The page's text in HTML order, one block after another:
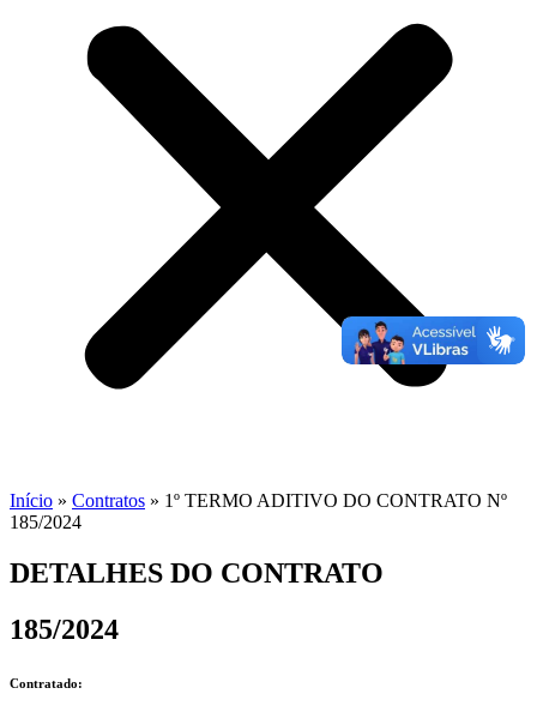
Início » Contratos » 1º TERMO ADITIVO DO CONTRATO Nº
185/2024
DETALHES DO CONTRATO​
185/2024
Contratado: